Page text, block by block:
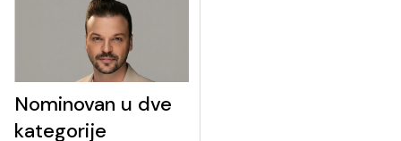
Nominovan u dve
kategorije